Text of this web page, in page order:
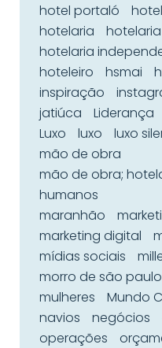
hotel portaló
hotelaria
hotelaria
hoteleiro
hsmai
inspiração
jatiúca
Liderança
Luxo
luxo luxo
mão de obra
mão de obra;
humanos
maranhão
marketing digital
mídias sociais
morro de são paulo
mulheres
Mundo
navios
negócios
operações